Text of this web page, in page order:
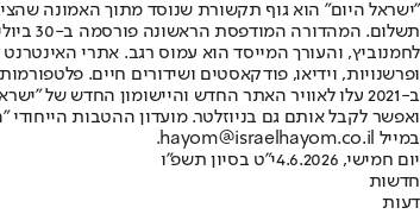
"ישראל היום" הוא גוף תקשורת שנוסד מתוך האמונה
ופרשנויות, וידיאו, פודקאסטים ושידורים חיים.
ב-2021 עלו לאוויר האתר החדש והיישומון החדש
ואפשר לקבל אותם גם בניוזלטר. מועדון ההטבות
במייל hayom@israelhayom.co.il.
יום חמישי, 4.6.2026
י"ט בסיון תשפ"ו
חדשות
דעות